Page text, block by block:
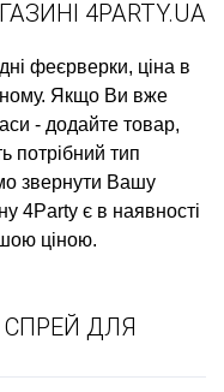
4PARTY.UA
феєрверки, ціна в
Якщо Ви вже
- додайте товар,
потрібний тип
звернути Вашу
4Party є в наявності
ціною.
ДЛЯ